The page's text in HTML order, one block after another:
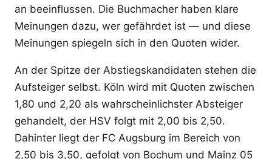
an beeinflussen. Die Buchmacher haben klare
Meinungen dazu, wer gefährdet ist — und diese
Meinungen spiegeln sich in den Quoten wider.
An der Spitze der Abstiegskandidaten stehen die
Aufsteiger selbst. Köln wird mit Quoten zwischen
1,80 und 2,20 als wahrscheinlichster Absteiger
gehandelt, der HSV folgt mit 2,00 bis 2,50.
Dahinter liegt der FC Augsburg im Bereich von
2,50 bis 3,50, gefolgt von Bochum und Mainz 05